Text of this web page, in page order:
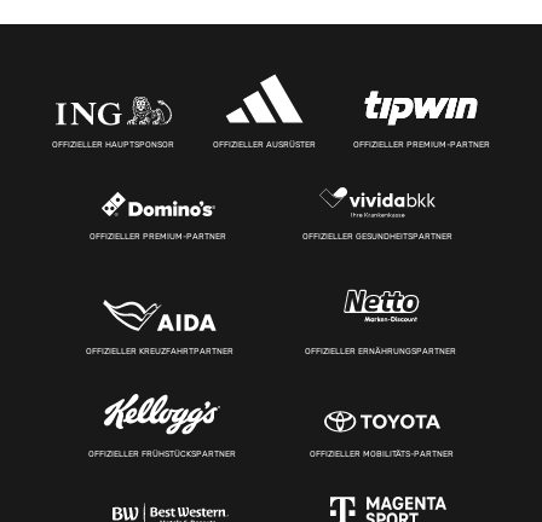
OFFIZIELLER HAUPTSPONSOR OFFIZIELLER AUSRÜSTER OFFIZIELLER PREMIUM-PARTNER
OFFIZIELLER PREMIUM-PARTNER OFFIZIELLER GESUNDHEITSPARTNER
OFFIZIELLER KREUZFAHRTPARTNER OFFIZIELLER ERNÄHRUNGSPARTNER
OFFIZIELLER FRÜHSTÜCKSPARTNER OFFIZIELLER MOBILITÄTS-PARTNER